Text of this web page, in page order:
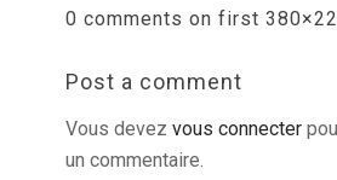
0 comments on first
Post a comment
Vous devez vous connecter
un commentaire.